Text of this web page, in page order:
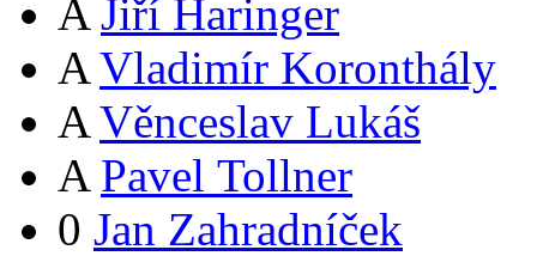
A Jiří Haringer
A Vladimír Koronthály
A Věnceslav Lukáš
A Pavel Tollner
0 Jan Zahradníček